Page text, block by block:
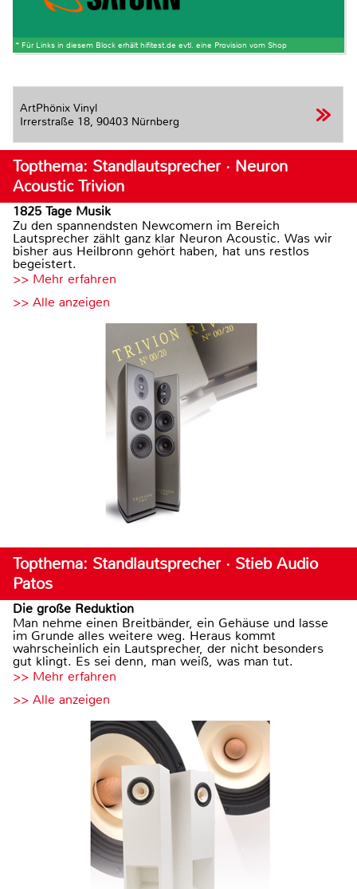
* Für Links in diesem Block erhält hifitest.de evtl. eine Provision vom Shop
ArtPhönix Vinyl
Irrerstraße 18, 90403 Nürnberg
Topthema: Standlautsprecher · Neuron
Acoustic Trivion
1825 Tage Musik
Zu den spannendsten Newcomern im Bereich
Lautsprecher zählt ganz klar Neuron Acoustic. Was wir
bisher aus Heilbronn gehört haben, hat uns restlos
begeistert.
>> Mehr erfahren
>> Alle anzeigen
Topthema: Standlautsprecher · Stieb Audio
Patos
Die große Reduktion
Man nehme einen Breitbänder, ein Gehäuse und lasse
im Grunde alles weitere weg. Heraus kommt
wahrscheinlich ein Lautsprecher, der nicht besonders
gut klingt. Es sei denn, man weiß, was man tut.
>> Mehr erfahren
>> Alle anzeigen